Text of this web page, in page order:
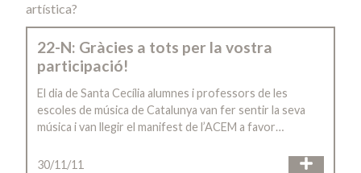
artística?
22-N: Gràcies a tots per la vostra
participació!
El dia de Santa Cecília alumnes i professors de les
escoles de música de Catalunya van fer sentir la seva
música i van llegir el manifest de l’ACEM a favor…
30/11/11